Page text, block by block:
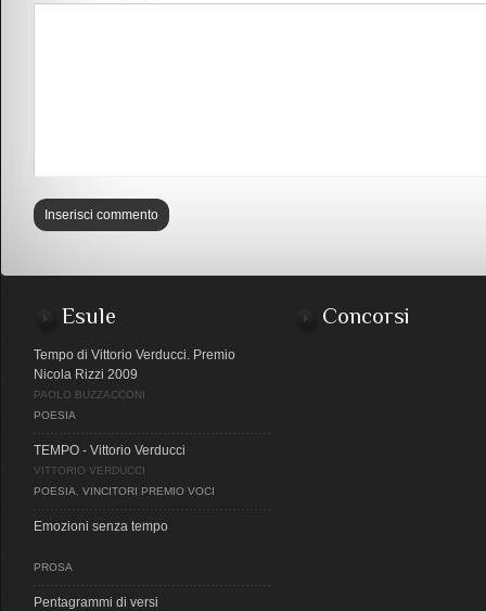
Esule
Tempo di Vittorio Verducci. Premio
Nicola Rizzi 2009
PAOLO BUZZACCONI
POESIA
TEMPO - Vittorio Verducci
VITTORIO VERDUCCI
POESIA
VINCITORI PREMIO VOCI
Emozioni senza tempo
PROSA
Pentagrammi di versi
Concorsi